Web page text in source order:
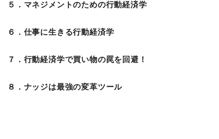
５．マネジメントのための行動経済学
６．仕事に生きる行動経済学
７．行動経済学で買い物の罠を回避！
８．ナッジは最強の変革ツール